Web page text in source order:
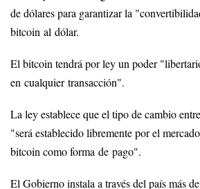
de dólares para garantizar la
bitcoin al dólar.
El bitcoin tendrá por ley un poder
en cualquier transacción".
La ley establece que el tipo de cambio
"será establecido libremente por el
bitcoin como forma de pago".
El Gobierno instala a través del país más